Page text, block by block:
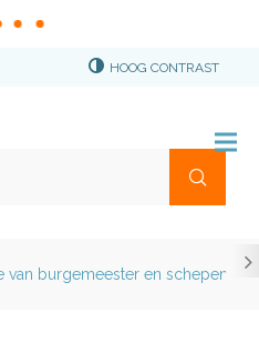
Naar
HOOG CONTRAST
Waar
op
van burgemeester en schepenen